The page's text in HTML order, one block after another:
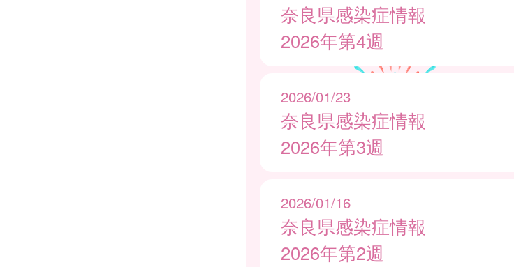
奈良県感染症情報
2026年第4週
2026/01/23
奈良県感染症情報
2026年第3週
2026/01/16
奈良県感染症情報
2026年第2週